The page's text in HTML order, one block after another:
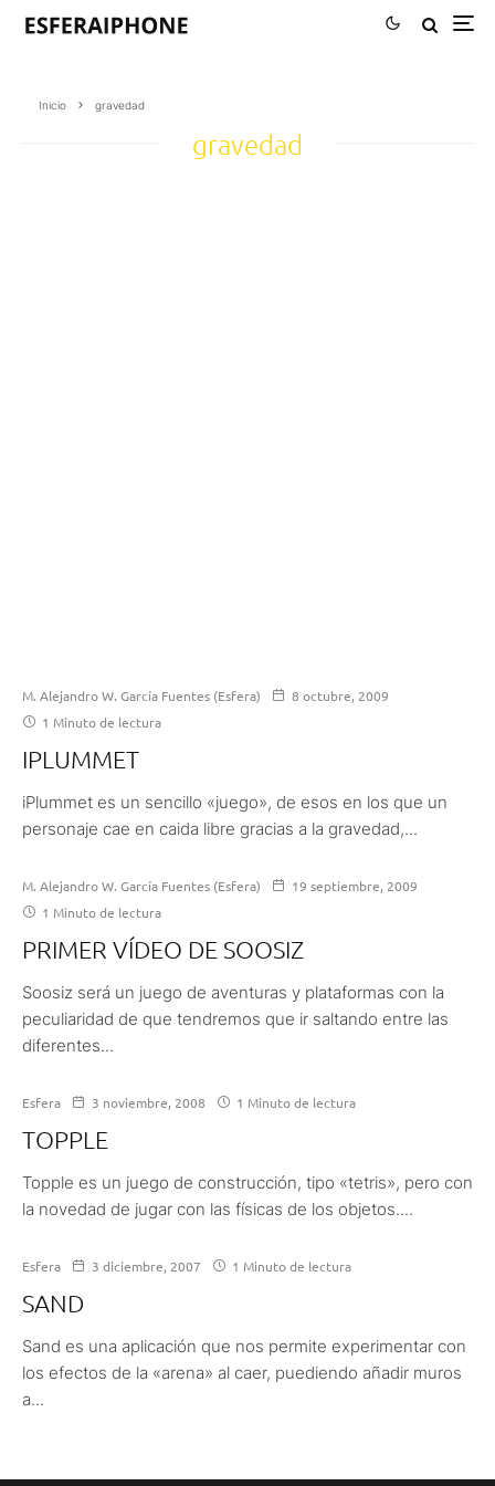
Inicio gravedad
gravedad
M. Alejandro W. García Fuentes (Esfera)
8 octubre, 2009
1 Minuto de lectura
IPLUMMET
iPlummet es un sencillo «juego», de esos en los que un
personaje cae en caida libre gracias a la gravedad,...
M. Alejandro W. García Fuentes (Esfera)
19 septiembre, 2009
1 Minuto de lectura
PRIMER VÍDEO DE SOOSIZ
Soosiz será un juego de aventuras y plataformas con la
peculiaridad de que tendremos que ir saltando entre las
diferentes...
Esfera 3 noviembre, 2008 1 Minuto de lectura
TOPPLE
Topple es un juego de construcción, tipo «tetris», pero con
la novedad de jugar con las físicas de los objetos....
Esfera 3 diciembre, 2007 1 Minuto de lectura
SAND
Sand es una aplicación que nos permite experimentar con
los efectos de la «arena» al caer, puediendo añadir muros
a...